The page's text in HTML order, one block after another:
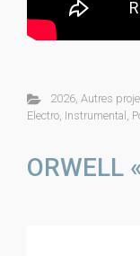
2026, Autres
Electro, Instrumental ,
ORWELL